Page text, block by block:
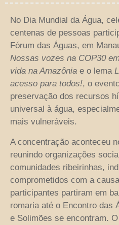
No Dia Mundial da Água,
centenas de pessoas
Fórum das Águas, em
Nossas vozes na COP30
vida na Amazônia e o lema
acesso para todos!, o
preservação dos recursos
universal à água,
mais vulneráveis.
A concentração aconteceu
reunindo organizações
comunidades ribeirinhas,
comprometidos com a
participantes partiram em
romaria até o Encontro das
e Solimões se encontram.